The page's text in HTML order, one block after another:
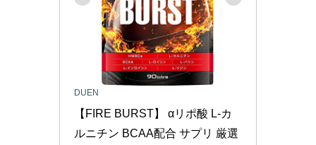
DUEN
【FIRE BURST】 αリポ酸 L-カ
ルニチン BCAA配合 サプリ 厳選